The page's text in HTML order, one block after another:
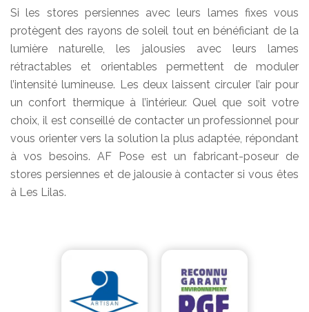
Si les stores persiennes avec leurs lames fixes vous
protègent des rayons de soleil tout en bénéficiant de la
lumière naturelle, les jalousies avec leurs lames
rétractables et orientables permettent de moduler
l’intensité lumineuse. Les deux laissent circuler l’air pour
un confort thermique à l’intérieur. Quel que soit votre
choix, il est conseillé de contacter un professionnel pour
vous orienter vers la solution la plus adaptée, répondant
à vos besoins. AF Pose est un fabricant-poseur de
stores persiennes et de jalousie à contacter si vous êtes
à Les Lilas.